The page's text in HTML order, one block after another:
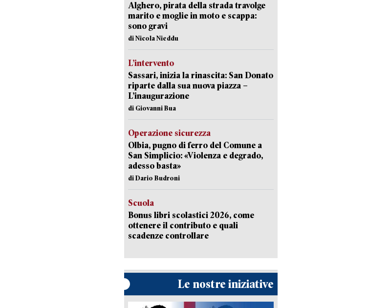
Alghero, pirata della strada travolge
marito e moglie in moto e scappa:
sono gravi
di Nicola Nieddu
L’intervento
Sassari, inizia la rinascita: San Donato
riparte dalla sua nuova piazza –
L’inaugurazione
di Giovanni Bua
Operazione sicurezza
Olbia, pugno di ferro del Comune a
San Simplicio: «Violenza e degrado,
adesso basta»
di Dario Budroni
Scuola
Bonus libri scolastici 2026, come
ottenere il contributo e quali
scadenze controllare
Le nostre iniziative